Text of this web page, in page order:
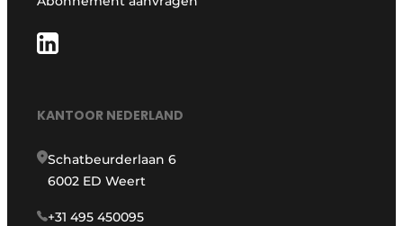
KANTOOR NEDERLAND
Schatbeurderlaan 6
6002 ED Weert
+31 495 450095